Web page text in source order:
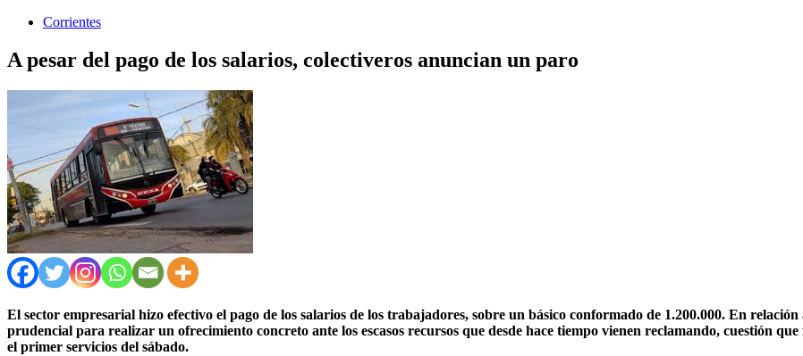
Corrientes
A pesar del pago de los salarios, colectiveros anuncian un paro
El sector empresarial hizo efectivo el pago de los salarios de los trabajadores, sobre un básico conformado de 1.200.000. En
prudencial para realizar un ofrecimiento concreto ante los escasos recursos que desde hace tiempo vienen reclamando, cuestión
el primer servicios del sábado.